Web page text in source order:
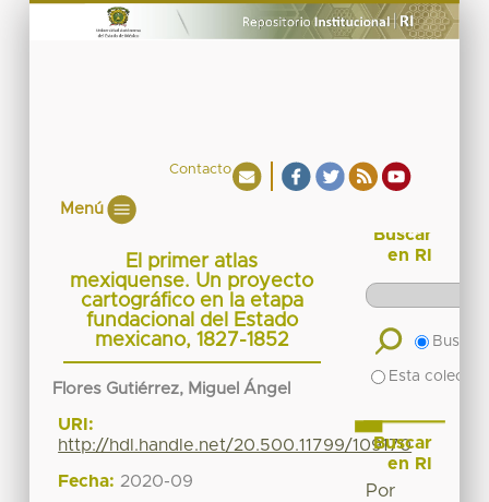
Contacto
Menú
El primer atlas
mexiquense. Un proyecto
cartográfico en la etapa
fundacional del Estado
mexicano, 1827-1852
Flores Gutiérrez, Miguel Ángel
URI:
http://hdl.handle.net/20.500.11799/109170
Fecha: 2020-09
Buscar
en RI
Buscar
Esta
Buscar
en RI
Por